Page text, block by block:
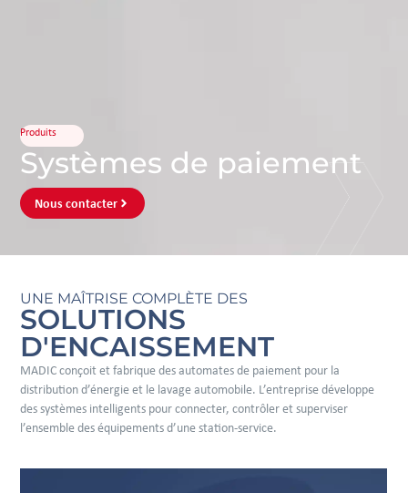
Produits
Systèmes de paiement
Nous contacter
UNE MAÎTRISE COMPLÈTE DES
SOLUTIONS
D'ENCAISSEMENT
MADIC conçoit et fabrique des automates de paiement pour la
distribution d’énergie et le lavage automobile. L’entreprise développe
des systèmes intelligents pour connecter, contrôler et superviser
l’ensemble des équipements d’une station-service.